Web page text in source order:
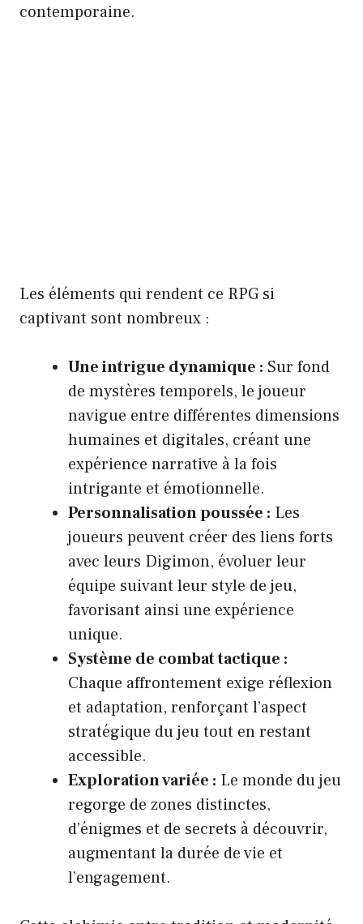
contemporaine.
Les éléments qui rendent ce RPG si
captivant sont nombreux :
Une intrigue dynamique : Sur fond
de mystères temporels, le joueur
navigue entre différentes dimensions
humaines et digitales, créant une
expérience narrative à la fois
intrigante et émotionnelle.
Personnalisation poussée : Les
joueurs peuvent créer des liens forts
avec leurs Digimon, évoluer leur
équipe suivant leur style de jeu,
favorisant ainsi une expérience
unique.
Système de combat tactique :
Chaque affrontement exige réflexion
et adaptation, renforçant l’aspect
stratégique du jeu tout en restant
accessible.
Exploration variée : Le monde du jeu
regorge de zones distinctes,
d’énigmes et de secrets à découvrir,
augmentant la durée de vie et
l’engagement.